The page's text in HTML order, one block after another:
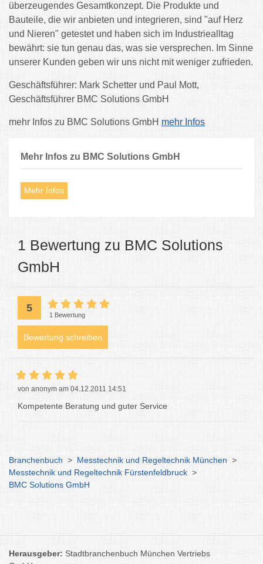
überzeugendes Gesamtkonzept. Die Produkte und
Bauteile, die wir anbieten und integrieren, sind "auf Herz
und Nieren" getestet und haben sich im Industriealltag
bewährt: sie tun genau das, was sie versprechen. Im Sinne
unserer Kunden geben wir uns nicht mit weniger zufrieden.
Geschäftsführer: Mark Schetter und Paul Mott,
Geschäftsführer BMC Solutions GmbH
mehr Infos zu BMC Solutions GmbH mehr Infos
Mehr Infos zu BMC Solutions GmbH
Mehr Infos
1 Bewertung zu BMC Solutions
GmbH
5
1 Bewertung
Bewertung schreiben
von anonym am 04.12.2011 14:51
Kompetente Beratung und guter Service
Branchenbuch > Messtechnik und Regeltechnik München >
Messtechnik und Regeltechnik Fürstenfeldbruck >
BMC Solutions GmbH
Herausgeber: Stadtbranchenbuch München Vertriebs